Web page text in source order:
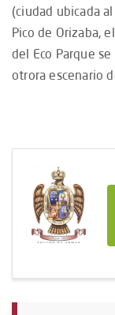
(ciudad ubicada
Pico de Orizaba,
del Eco Parque
otrora escenario